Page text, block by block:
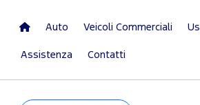
Auto Veicoli Commerciali
Assistenza Contatti